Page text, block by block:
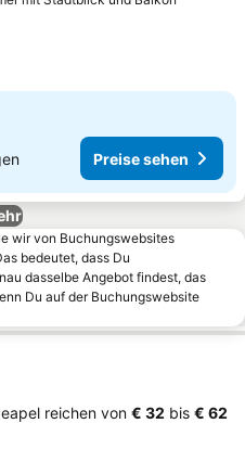
Preise sehen
wir von Buchungswebsites
bedeutet, dass Du
dasselbe Angebot findest, das
Du auf der Buchungswebsite
reichen von ‎€ 32 bis ‎€ 62